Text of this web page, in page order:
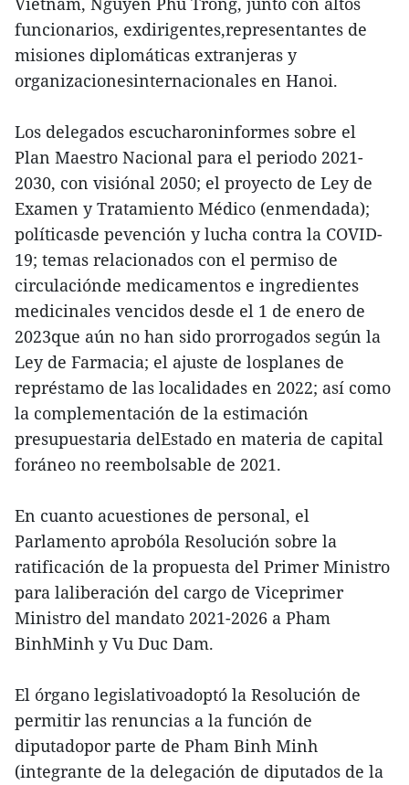
funcionarios, exdirigentes,representantes de
misiones diplomáticas extranjeras y
organizacionesinternacionales en Hanoi.
Los delegados escucharoninformes sobre el
Plan Maestro Nacional para el periodo 2021-
2030, con visiónal 2050; el proyecto de Ley de
Examen y Tratamiento Médico (enmendada);
políticasde pevención y lucha contra la COVID-
19; temas relacionados con el permiso de
circulaciónde medicamentos e ingredientes
medicinales vencidos desde el 1 de enero de
2023que aún no han sido prorrogados según la
Ley de Farmacia; el ajuste de losplanes de
représtamo de las localidades en 2022; así como
la complementación de la estimación
presupuestaria delEstado en materia de capital
foráneo no reembolsable de 2021.
En cuanto acuestiones de personal, el
Parlamento aprobóla Resolución sobre la
ratificación de la propuesta del Primer Ministro
para laliberación del cargo de Viceprimer
Ministro del mandato 2021-2026 a Pham
BinhMinh y Vu Duc Dam.
El órgano legislativoadoptó la Resolución de
permitir las renuncias a la función de
diputadopor parte de Pham Binh Minh
(integrante de la delegación de diputados de la